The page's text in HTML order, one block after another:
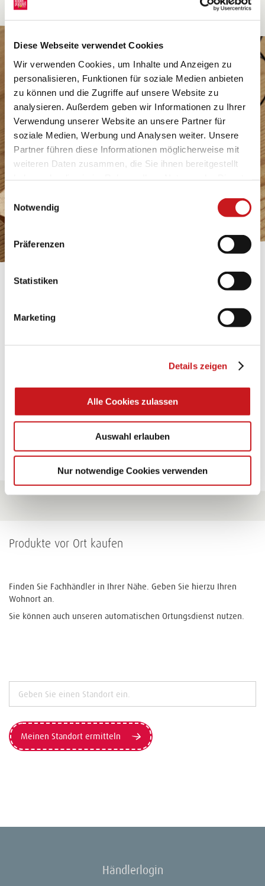
Diese Webseite verwendet Cookies
Wir verwenden Cookies, um Inhalte und Anzeigen zu
personalisieren, Funktionen für soziale Medien anbieten
zu können und die Zugriffe auf unsere Website zu
analysieren. Außerdem geben wir Informationen zu Ihrer
Verwendung unserer Website an unsere Partner für
soziale Medien, Werbung und Analysen weiter. Unsere
Partner führen diese Informationen möglicherweise mit
weiteren Daten zusammen, die Sie ihnen bereitgestellt
Datenschutzhinweisen
mehr darüber, wer wir sind, wie
personenbezogene Daten verarbeiten. Hier geht’s zum
Impressum.
Einwilligungsauswahl
Notwendig
Präferenzen
Statistiken
Marketing
Details zeigen
Alle Cookies zulassen
Auswahl erlauben
Nur notwendige Cookies verwenden
Zum Tipp
Zu allen Tipps
Produkte vor Ort kaufen
Finden Sie Fachhändler in Ihrer Nähe. Geben Sie hierzu Ihren
Wohnort an.
Sie können auch unseren automatischen Ortungsdienst nutzen.
Meinen Standort ermitteln
Händlerlogin